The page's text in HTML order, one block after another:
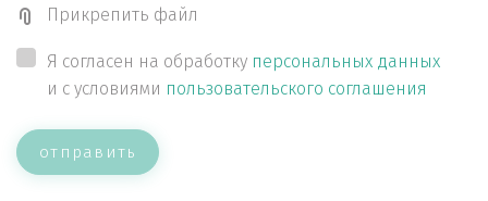
Прикрепить файл
Я согласен на обработку персональных данных
и с условиями пользовательского соглашения
отправить